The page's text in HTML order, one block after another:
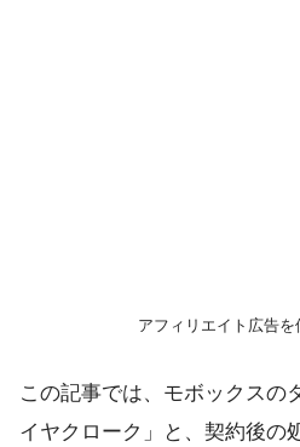
アフィリエイト広告を
この記事では、モボックスの
イヤクローク」と、契約後の